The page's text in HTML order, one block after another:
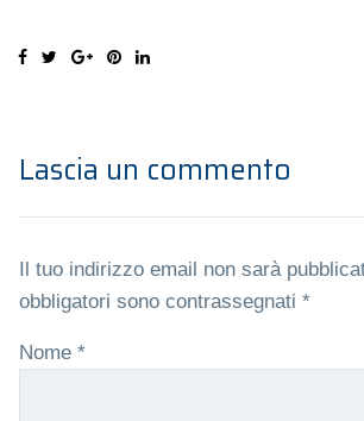
Lascia un commento
Il tuo indirizzo email non sarà
obbligatori sono contrassegnati *
Nome *